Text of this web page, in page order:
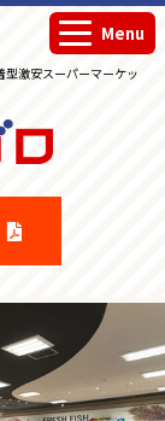
激安スーパーマーケッ
Menu